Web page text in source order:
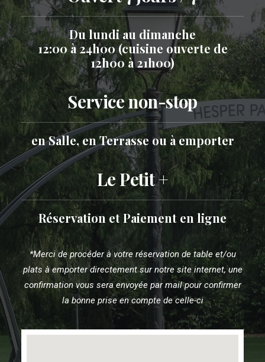
Du lundi au dimanche
12:00 à 24h00 (cuisine ouverte de
12h00 à 21h00)
Service non-stop
en Salle, en Terrasse ou à emporter
Le Petit +
Réservation et Paiement en ligne
*Merci de procéder à votre réservation de table et/ou
plats à emporter directement sur notre site internet, une
confirmation vous sera envoyée par mail pour confirmer
la bonne prise en compte de celle-ci